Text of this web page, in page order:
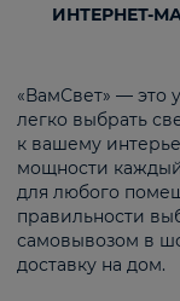
ИНТЕРНЕТ-
«ВамСвет» — это
легко выбрать
к вашему
мощности
для любого
правильности
самовывозом в
доставку на дом.